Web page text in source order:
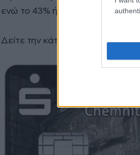
ενώ το 43% ήθελε να
Δείτε την κάτρα που έχει κάνει